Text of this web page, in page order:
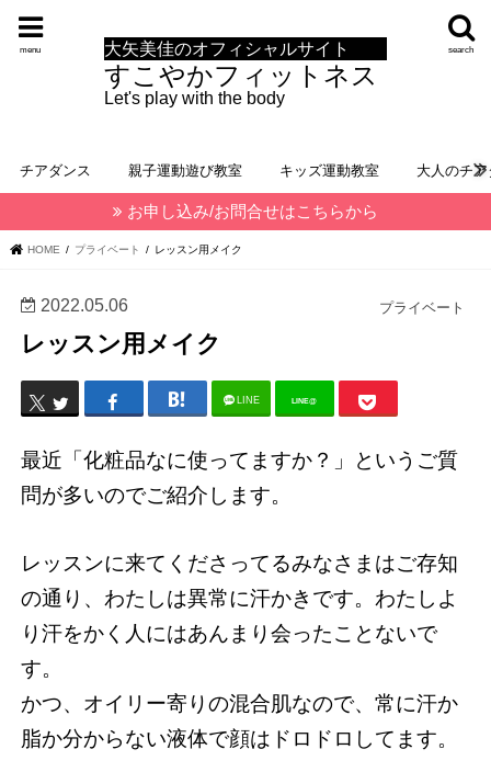
大矢美佳のオフィシャルサイト
すこやかフィットネス
Let's play with the body
search
menu
チアダンス 親子運動遊び教室 キッズ運動教室 大人のチ
お申し込み/お問合せはこちらから
HOME プライベート レッスン用メイク
プライベート
2022.05.06
レッスン用メイク
LINE LINE@
最近「化粧品なに使ってますか？」というご質
問が多いのでご紹介します。
レッスンに来てくださってるみなさまはご存知
の通り、わたしは異常に汗かきです。わたしよ
り汗をかく人にはあんまり会ったことないで
す。
かつ、オイリー寄りの混合肌なので、常に汗か
脂か分からない液体で顔はドロドロしてます。